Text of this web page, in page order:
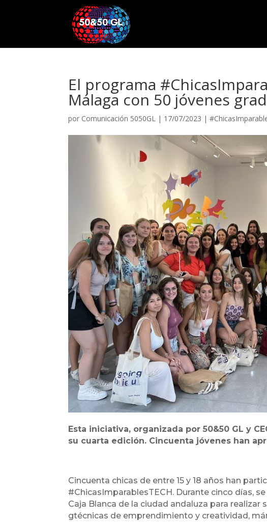
El programa
Málaga con 50 jóvenes
por Comunicación 5050GL | 17/07/2023 |
Esta iniciativa, organizada por 50&50 GL y
su cuarta edición. Cincuenta jóvenes han
Cincuenta chicas de entre 15 y 18 años han
#ChicasImparablesTECH. Durante cinco días,
Caja Blanca de la ciudad andaluza para
gtécnicas de emprendimiento y creatividad,